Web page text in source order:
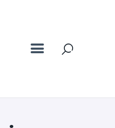
film locations